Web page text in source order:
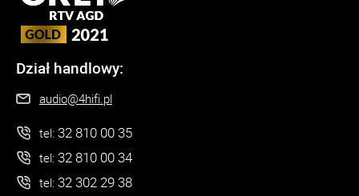
Dział handlowy:
audio@4hifi.pl
tel: 32 810 00 35
tel: 32 810 00 34
tel: 32 302 29 38